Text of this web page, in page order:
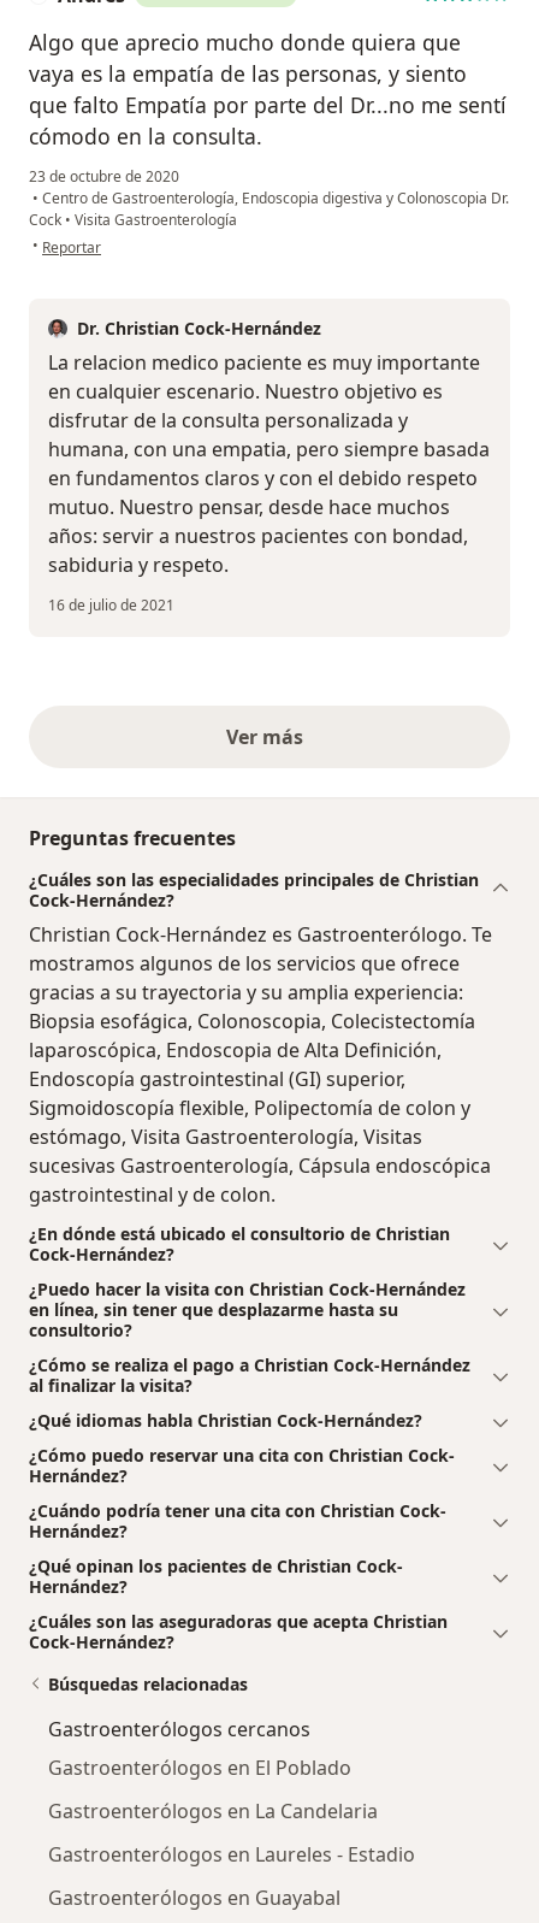
Algo que aprecio mucho donde quiera que
vaya es la empatía de las personas, y siento
que falto Empatía por parte del Dr...no me sentí
cómodo en la consulta.
23 de octubre de 2020
• Centro de Gastroenterología, Endoscopia digestiva y Colonoscopia Dr.
Cock • Visita Gastroenterología
• en opinión del usuario Andres
Reportar
Dr. Christian Cock-Hernández
La relacion medico paciente es muy importante
en cualquier escenario. Nuestro objetivo es
disfrutar de la consulta personalizada y
humana, con una empatia, pero siempre basada
en fundamentos claros y con el debido respeto
mutuo. Nuestro pensar, desde hace muchos
años: servir a nuestros pacientes con bondad,
sabiduria y respeto.
16 de julio de 2021
Ver másopiniones anteriores
Preguntas frecuentes
¿Cuáles son las especialidades principales de Christian
Cock-Hernández?
Christian Cock-Hernández es Gastroenterólogo. Te
mostramos algunos de los servicios que ofrece
gracias a su trayectoria y su amplia experiencia:
Biopsia esofágica, Colonoscopia, Colecistectomía
laparoscópica, Endoscopia de Alta Definición,
Endoscopía gastrointestinal (GI) superior,
Sigmoidoscopía flexible, Polipectomía de colon y
estómago, Visita Gastroenterología, Visitas
sucesivas Gastroenterología, Cápsula endoscópica
gastrointestinal y de colon.
¿En dónde está ubicado el consultorio de Christian
Cock-Hernández?
¿Puedo hacer la visita con Christian Cock-Hernández
en línea, sin tener que desplazarme hasta su
consultorio?
¿Cómo se realiza el pago a Christian Cock-Hernández
al finalizar la visita?
¿Qué idiomas habla Christian Cock-Hernández?
¿Cómo puedo reservar una cita con Christian Cock-
Hernández?
¿Cuándo podría tener una cita con Christian Cock-
Hernández?
¿Qué opinan los pacientes de Christian Cock-
Hernández?
¿Cuáles son las aseguradoras que acepta Christian
Cock-Hernández?
Búsquedas relacionadas
Gastroenterólogos cercanos
Gastroenterólogos en El Poblado
Gastroenterólogos en La Candelaria
Gastroenterólogos en Laureles - Estadio
Gastroenterólogos en Guayabal